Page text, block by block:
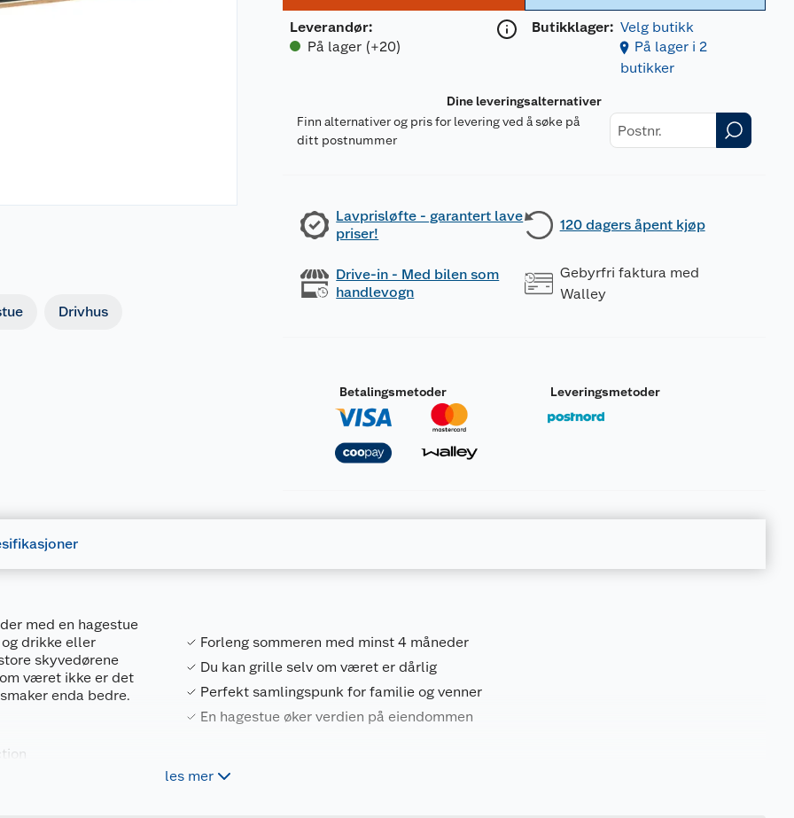
Drivhus
Leverandør:
På lager (+20)
Butikklager: Velg butikk
På lager i 2
butikker
Dine leveringsalternativer
Finn alternativer og pris for levering ved å søke på
ditt postnummer
Lavprisløfte - garantert lave
priser!
120 dagers åpent kjøp
Drive-in - Med bilen som
handlevogn
Gebyrfri faktura med
Walley
Betalingsmetoder Leveringsmetoder
med en hagestue
drikke eller
skyvedørene
været ikke er det
enda bedre.
Forleng sommeren med minst 4 måneder
Du kan grille selv om været er dårlig
Perfekt samlingspunk for familie og venner
En hagestue øker verdien på eiendommen
les merForpakningsmål